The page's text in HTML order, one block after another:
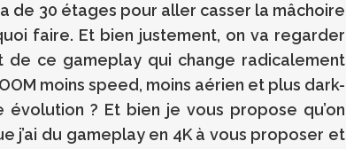
de 30 étages pour aller casser la mâchoire
faire. Et bien justement, on va regarder
ce gameplay qui change radicalement
moins speed, moins aérien et plus dark-
? Et bien je vous propose qu’on
du gameplay en 4K à vous proposer et